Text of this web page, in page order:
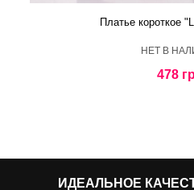
Платье короткое
HЕТ В
478
ИДЕАЛЬНОЕ